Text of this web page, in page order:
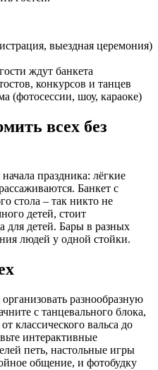
выездная церемония)
ждут банкета
конкурсов и танцев
(фотосессии, шоу, караоке)
всех без
праздника: лёгкие
Банкет с
стола – так никто не
детей, стоит
для детей. Бары в разных
людей у одной стойки.
разнообразную
с танцевального блока,
классического вальса до
интерактивные
петь, настольные игры
общение, и фотобудку